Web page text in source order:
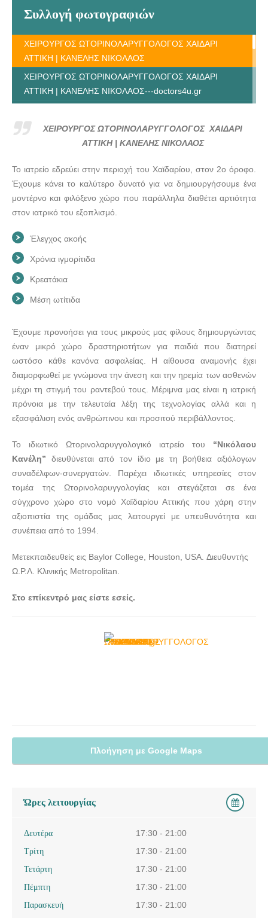
Συλλογή φωτογραφιών
ΧΕΙΡΟΥΡΓΟΣ ΩΤΟΡΙΝΟΛΑΡΥΓΓΟΛΟΓΟΣ ΧΑΙΔΑΡΙ
ΑΤΤΙΚΗ | ΚΑΝΕΛΗΣ ΝΙΚΟΛΑΟΣ
ΧΕΙΡΟΥΡΓΟΣ ΩΤΟΡΙΝΟΛΑΡΥΓΓΟΛΟΓΟΣ ΧΑΙΔΑΡΙ
ΑΤΤΙΚΗ | ΚΑΝΕΛΗΣ ΝΙΚΟΛΑΟΣ---doctors4u.gr
ΑΤΤΙΚΗ | ΚΑΝΕΛΗΣ ΝΙΚΟΛΑΟΣ---doctors4u.gr
ΧΕΙΡΟΥΡΓΟΣ ΩΤΟΡΙΝΟΛΑΡΥΓΓΟΛΟΓΟΣ ΧΑΙΔΑΡΙ
ΧΕΙΡΟΥΡΓΟΣ ΩΤΟΡΙΝΟΛΑΡΥΓΓΟΛΟΓΟΣ ΧΑΙΔΑΡΙ
ΑΤΤΙΚΗ | ΚΑΝΕΛΗΣ ΝΙΚΟΛΑΟΣ---doctors4u.gr
ΧΕΙΡΟΥΡΓΟΣ ΩΤΟΡΙΝΟΛΑΡΥΓΓΟΛΟΓΟΣ ΧΑΙΔΑΡΙ
ΧΕΙΡΟΥΡΓΟΣ ΩΤΟΡΙΝΟΛΑΡΥΓΓΟΛΟΓΟΣ ΧΑΙΔΑΡΙ
ΑΤΤΙΚΗ | ΚΑΝΕΛΗΣ ΝΙΚΟΛΑΟΣ---doctors4u.gr
ΧΕΙΡΟΥΡΓΟΣ ΩΤΟΡΙΝΟΛΑΡΥΓΓΟΛΟΓΟΣ ΧΑΙΔΑΡΙ
ΧΕΙΡΟΥΡΓΟΣ ΩΤΟΡΙΝΟΛΑΡΥΓΓΟΛΟΓΟΣ ΧΑΙΔΑΡΙ
ΑΤΤΙΚΗ | ΚΑΝΕΛΗΣ ΝΙΚΟΛΑΟΣ---doctors4u.gr
ΧΕΙΡΟΥΡΓΟΣ ΩΤΟΡΙΝΟΛΑΡΥΓΓΟΛΟΓΟΣ ΧΑΙΔΑΡΙ
ΑΤΤΙΚΗ | ΚΑΝΕΛΗΣ ΝΙΚΟΛΑΟΣ
Το ιατρείο εδρεύει στην περιοχή του Χαϊδαρίου, στον 2ο όροφο.
Έχουμε κάνει το καλύτερο δυνατό για να δημιουργήσουμε ένα
μοντέρνο και φιλόξενο χώρο που παράλληλα διαθέτει αρτιότητα
στον ιατρικό του εξοπλισμό.
Έλεγχος ακοής
Χρόνια ιγμορίτιδα
Κρεατάκια
Μέση ωτίτιδα
Έχουμε προνοήσει για τους μικρούς μας φίλους δημιουργώντας
έναν μικρό χώρο δραστηριοτήτων για παιδιά που διατηρεί
ωστόσο κάθε κανόνα ασφαλείας. Η αίθουσα αναμονής έχει
διαμορφωθεί με γνώμονα την άνεση και την ηρεμία των ασθενών
μέχρι τη στιγμή του ραντεβού τους. Μέριμνα μας είναι η ιατρική
πρόνοια με την τελευταία λέξη της τεχνολογίας αλλά και η
εξασφάλιση ενός ανθρώπινου και προσιτού περιβάλλοντος.
Το ιδιωτικό Ωτορινολαρυγγολογικό ιατρείο του “Νικόλαου
Κανέλη” διευθύνεται από τον ίδιο με τη βοήθεια αξιόλογων
συναδέλφων-συνεργατών. Παρέχει ιδιωτικές υπηρεσίες στον
τομέα της Ωτορινολαρυγγολογίας και στεγάζεται σε ένα
σύγχρονο χώρο στο νομό Χαϊδαρίου Αττικής που χάρη στην
αξιοπιστία της ομάδας μας λειτουργεί με υπευθυνότητα και
συνέπεια από το 1994.
Μετεκπαιδευθείς εις Baylor College, Houston, USA. Διευθυντής
Ω.Ρ.Λ. Κλινικής Metropolitan.
Στο επίκεντρό μας είστε εσείς.
Πλοήγηση με Google Maps
Ώρες λειτουργίας
Δευτέρα
17:30 - 21:00
Τρίτη
17:30 - 21:00
Τετάρτη
17:30 - 21:00
Πέμπτη
17:30 - 21:00
Παρασκευή
17:30 - 21:00